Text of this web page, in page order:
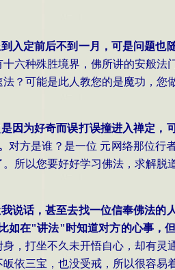
入定前后不到一月，可是问题也
六种殊胜境界，佛所讲的安般法
？可能是此人教您的是魔功，您
因为好奇而误打误撞进入禅定，
对方是谁？是一位 元网络那位行
所以您要好好学习佛法，求解脱
说话，甚至去找一位信奉佛法的
如在"讲法" 时知道对方的心事，
，打坐不久未开悟自心，却有灵
依三宝，也没受戒，所以很容易